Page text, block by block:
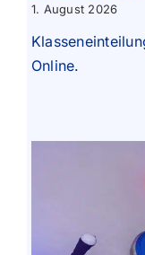
1. August 2026
Online.